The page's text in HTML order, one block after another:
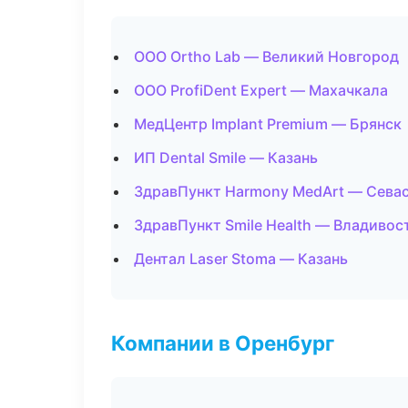
ООО Ortho Lab — Великий Новгород
ООО ProfiDent Expert — Махачкала
МедЦентр Implant Premium — Брянск
ИП Dental Smile — Казань
ЗдравПункт Harmony MedArt —
ЗдравПункт Smile Health —
Дентал Laser Stoma — Казань
Компании в Оренбург